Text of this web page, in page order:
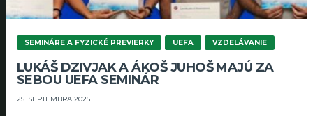
SEMINÁRE A FYZICKÉ PREVIERKY UEFA VZDELÁVANIE
LUKÁŠ DZIVJAK A ÁKOŠ JUHOŠ MAJÚ ZA
SEBOU UEFA SEMINÁR
25. SEPTEMBRA 2025